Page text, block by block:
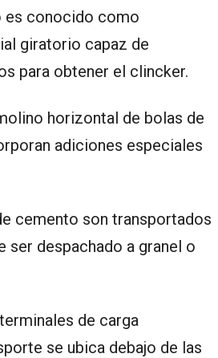
es conocido como
giratorio capaz de
para obtener el clincker.
horizontal de bolas de
adiciones especiales
cemento son transportados
ser despachado a granel o
de carga
se ubica debajo de las